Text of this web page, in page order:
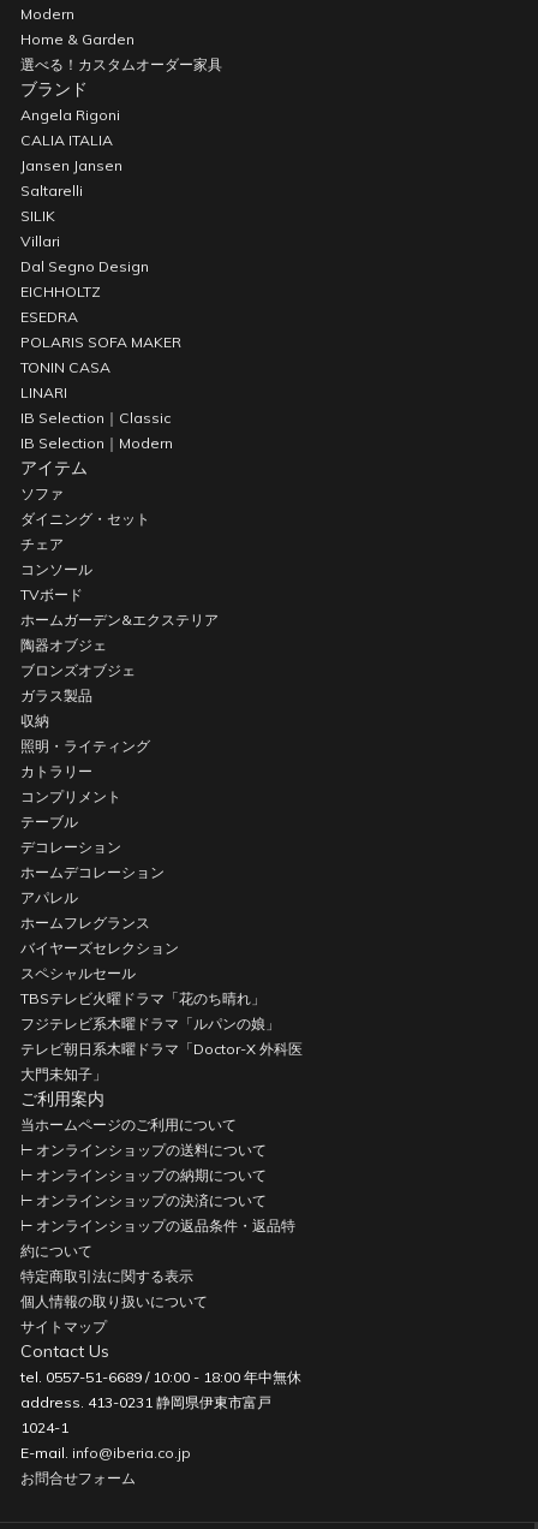
Modern
Home & Garden
選べる！カスタムオーダー家具
ブランド
Angela Rigoni
CALIA ITALIA
Jansen Jansen
Saltarelli
SILIK
Villari
Dal Segno Design
EICHHOLTZ
ESEDRA
POLARIS SOFA MAKER
TONIN CASA
LINARI
IB Selection｜Classic
IB Selection｜Modern
アイテム
ソファ
ダイニング・セット
チェア
コンソール
TVボード
ホームガーデン&エクステリア
陶器オブジェ
ブロンズオブジェ
ガラス製品
収納
照明・ライティング
カトラリー
コンプリメント
テーブル
デコレーション
ホームデコレーション
アパレル
ホームフレグランス
バイヤーズセレクション
スペシャルセール
TBSテレビ火曜ドラマ「花のち晴れ」
フジテレビ系木曜ドラマ「ルパンの娘」
テレビ朝日系木曜ドラマ「Doctor-X 外科医
大門未知子」
ご利用案内
当ホームページのご利用について
⊢ オンラインショップの送料について
⊢ オンラインショップの納期について
⊢ オンラインショップの決済について
⊢ オンラインショップの返品条件・返品特
約について
特定商取引法に関する表示
個人情報の取り扱いについて
サイトマップ
Contact Us
tel. 0557-51-6689 / 10:00 - 18:00 年中無休
address. 413-0231 静岡県伊東市富戸
1024-1
E-mail. info@iberia.co.jp
お問合せフォーム